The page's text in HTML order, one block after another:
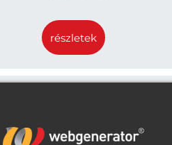
részletek